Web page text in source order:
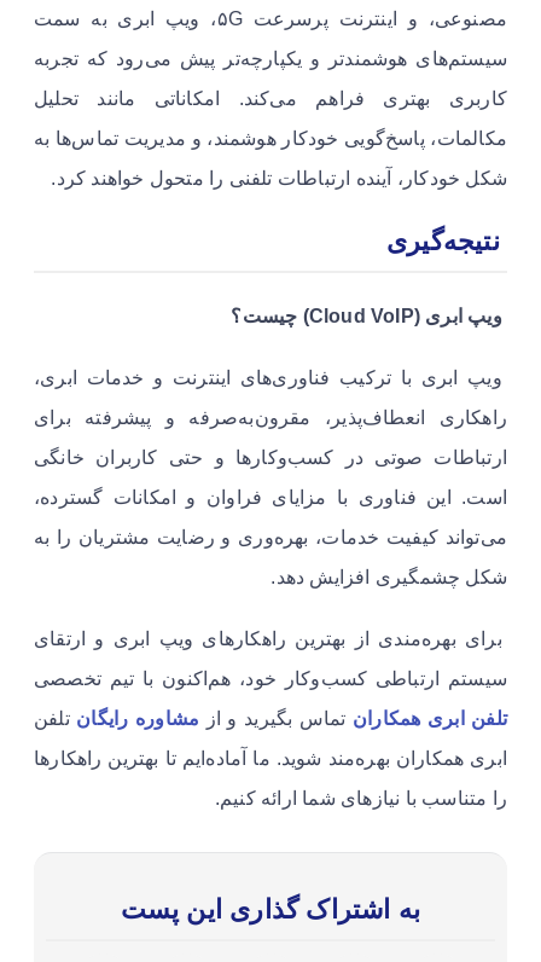
مصنوعی، و اینترنت پرسرعت ۵G، ویپ ابری به سمت
سیستم‌های هوشمندتر و یکپارچه‌تر پیش می‌رود که تجربه
کاربری بهتری فراهم می‌کند. امکاناتی مانند تحلیل
مکالمات، پاسخ‌گویی خودکار هوشمند، و مدیریت تماس‌ها به
شکل خودکار، آینده ارتباطات تلفنی را متحول خواهند کرد.
نتیجه‌گیری
ویپ ابری (Cloud VoIP) چیست؟
ویپ ابری با ترکیب فناوری‌های اینترنت و خدمات ابری،
راهکاری انعطاف‌پذیر، مقرون‌به‌صرفه و پیشرفته برای
ارتباطات صوتی در کسب‌وکارها و حتی کاربران خانگی
است. این فناوری با مزایای فراوان و امکانات گسترده،
می‌تواند کیفیت خدمات، بهره‌وری و رضایت مشتریان را به
شکل چشمگیری افزایش دهد.
برای بهره‌مندی از بهترین راهکارهای ویپ ابری و ارتقای
سیستم ارتباطی کسب‌وکار خود، هم‌اکنون با تیم تخصصی
تلفن ابری همکاران تماس بگیرید و از مشاوره رایگان تلفن
ابری همکاران بهره‌مند شوید. ما آماده‌ایم تا بهترین راهکارها
را متناسب با نیازهای شما ارائه کنیم.
به اشتراک گذاری این پست